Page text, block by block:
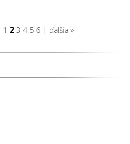
1 2 3 4 5 6 | ďalšia »